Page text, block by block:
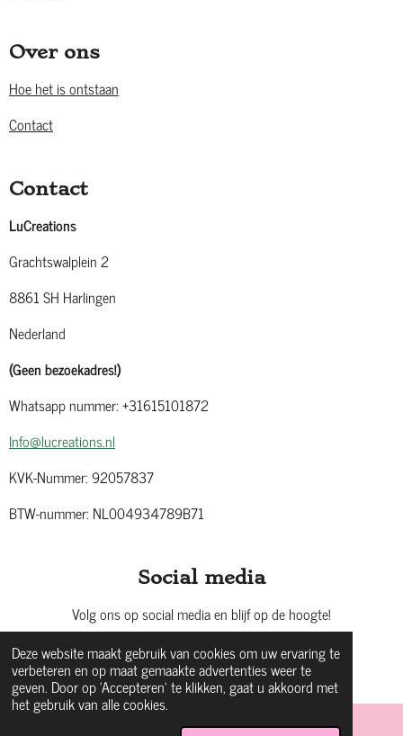
Deze website maakt gebruik van cookies om uw ervaring te
verbeteren en op maat gemaakte advertenties weer te
geven. Door op ‘Accepteren’ te klikken, gaat u akkoord met
het gebruik van alle cookies.
Over ons
Hoe het is ontstaan
Contact
Contact
LuCreations
Grachtswalplein 2
8861 SH Harlingen
Nederland
(Geen bezoekadres!)
Whatsapp nummer: +31615101872
Info@lucreations.nl
KVK-Nummer: 92057837
BTW-nummer: NL004934789B71
Social media
Volg ons op social media en blijf op de hoogte!
F
a
c
I
n
W
h
© 2024 LuCreations